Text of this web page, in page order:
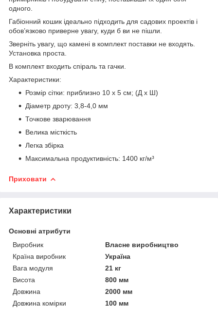
одного.
Габіонний кошик ідеально підходить для садових проектів і
обов’язково приверне увагу, куди б ви не пішли.
Зверніть увагу, що камені в комплект поставки не входять.
Установка проста.
В комплект входить спіраль та гачки.
Характеристики:
Розмір сітки: приблизно 10 x 5 см; (Д x Ш)
Діаметр дроту: 3,8-4,0 мм
Точкове зварювання
Велика місткість
Легка збірка
Максимальна продуктивність: 1400 кг/м³
Приховати
Характеристики
Основні атрибути
Виробник
Власне виробництво
Країна виробник
Україна
Вага модуля
21 кг
Висота
800 мм
Довжина
2000 мм
Довжина комірки
100 мм